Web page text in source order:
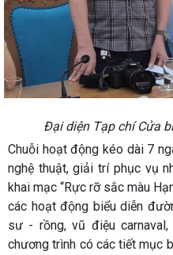
Đại diện Tạp chí Cửa
Chuỗi hoạt động kéo dài 7
nghệ thuật, giải trí phục vụ
khai mạc “Rực rỡ sắc màu
các hoạt động biểu diễn
sư - rồng, vũ điệu
chương trình có các tiết mục